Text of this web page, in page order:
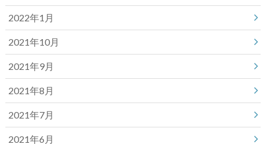
2022年1月
2021年10月
2021年9月
2021年8月
2021年7月
2021年6月